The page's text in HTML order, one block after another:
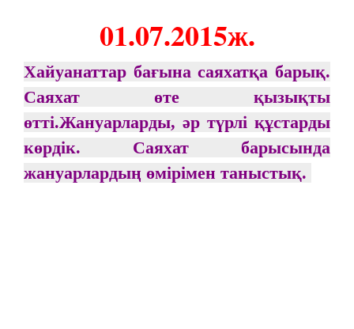
01.07.2015ж.
Хайуанаттар бағына саяхатқа барық.
Саяхат өте қызықты
өтті.Жануарларды, әр түрлі құстарды
көрдік. Саяхат барысында
жануарлардың өмірімен таныстық.